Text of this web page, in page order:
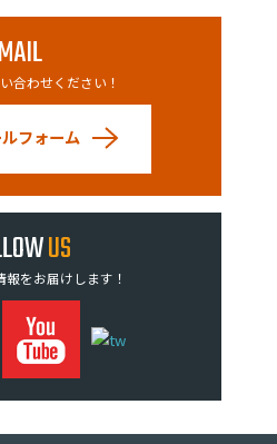
MAIL
合わせください！
フォーム
US
をお届けします！